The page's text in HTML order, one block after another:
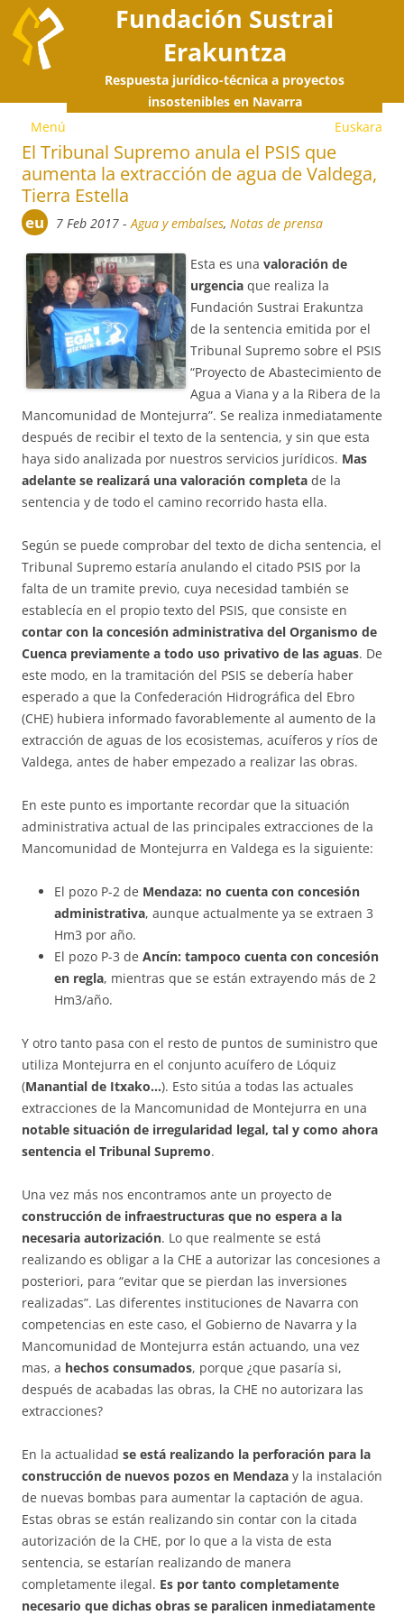
Fundación Sustrai
Erakuntza
Respuesta jurídico-técnica a proyectos
insostenibles en Navarra
Euskara
Menú
El Tribunal Supremo anula el PSIS que
aumenta la extracción de agua de Valdega,
Tierra Estella
eu 7 Feb 2017 -Agua y embalses,Notas de prensa
Esta es unavaloración de
urgencia que realiza la
Fundación Sustrai Erakuntza
de la sentencia emitida por el
Tribunal Supremo sobre el PSIS
“Proyecto de Abastecimiento de
Agua a Viana y a la Ribera de la
Mancomunidad de Montejurra”. Se realiza inmediatamente
después de recibir el texto de la sentencia, y sin que esta
haya sido analizada por nuestros servicios jurídicos. Mas
adelante se realizará una valoración completa de la
sentencia y de todo el camino recorrido hasta ella.
Según se puede comprobar del texto de dicha sentencia, el
Tribunal Supremo estaría anulando el citado PSIS por la
falta de un tramite previo, cuya necesidad también se
establecía en el propio texto del PSIS, que consiste en
contar con la concesión administrativa del Organismo de
Cuenca previamente a todo uso privativo de las aguas. De
este modo, en la tramitación del PSIS se debería haber
esperado a que la Confederación Hidrográfica del Ebro
(CHE) hubiera informado favorablemente al aumento de la
extracción de aguas de los ecosistemas, acuíferos y ríos de
Valdega, antes de haber empezado a realizar las obras.
En este punto es importante recordar que la situación
administrativa actual de las principales extracciones de la
Mancomunidad de Montejurra en Valdega es la siguiente:
El pozo P-2 de Mendaza: no cuenta con concesión
administrativa, aunque actualmente ya se extraen 3
Hm3 por año.
El pozo P-3 de Ancín: tampoco cuenta con concesión
en regla, mientras que se están extrayendo más de 2
Hm3/año.
Y otro tanto pasa con el resto de puntos de suministro que
utiliza Montejurra en el conjunto acuífero de Lóquiz
(Manantial de Itxako…). Esto sitúa a todas las actuales
extracciones de la Mancomunidad de Montejurra en una
notable situación de irregularidad legal, tal y como ahora
sentencia el Tribunal Supremo.
Una vez más nos encontramos ante un proyecto de
construcción de infraestructuras que no espera a la
necesaria autorización. Lo que realmente se está
realizando es obligar a la CHE a autorizar las concesiones a
posteriori, para “evitar que se pierdan las inversiones
realizadas”. Las diferentes instituciones de Navarra con
competencias en este caso, el Gobierno de Navarra y la
Mancomunidad de Montejurra están actuando, una vez
mas, a hechos consumados, porque ¿que pasaría si,
después de acabadas las obras, la CHE no autorizara las
extracciones?
En la actualidad se está realizando la perforación para la
construcción de nuevos pozos en Mendaza y la instalación
de nuevas bombas para aumentar la captación de agua.
Estas obras se están realizando sin contar con la citada
autorización de la CHE, por lo que a la vista de esta
sentencia, se estarían realizando de manera
completamente ilegal. Es por tanto completamente
necesario que dichas obras se paralicen inmediatamente